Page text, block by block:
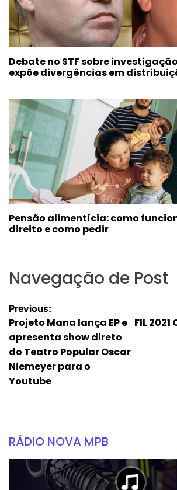
Debate no STF sobre
expõe divergências em
Pensão alimentícia: como
direito e como pedir
Navegação de Post
Previous:
Projeto Mana lança EP e
apresenta show direto
do Teatro Popular Oscar
Niemeyer para o
Youtube
FIL 2021
RÁDIO NOVA MPB